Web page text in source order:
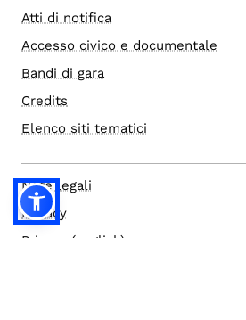
Atti di notifica
Accesso civico e documentale
Bandi di gara
Credits
Elenco siti tematici
Note legali
Privacy
Privacy (english)